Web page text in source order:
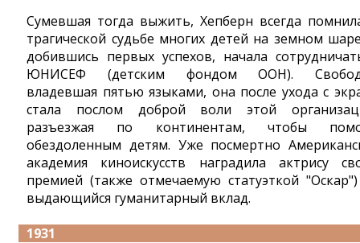
Сумевшая тогда выжить, Хепберн всегда
трагической судьбе многих детей на земном
добившись первых успехов, начала
ЮНИСЕФ (детским фондом ООН).
владевшая пятью языками, она после ухода с
стала послом доброй воли этой
разъезжая по континентам, чтобы
обездоленным детям. Уже посмертно
академия киноискусств наградила актрису
премией (также отмечаемую статуэткой
выдающийся гуманитарный вклад.
1931